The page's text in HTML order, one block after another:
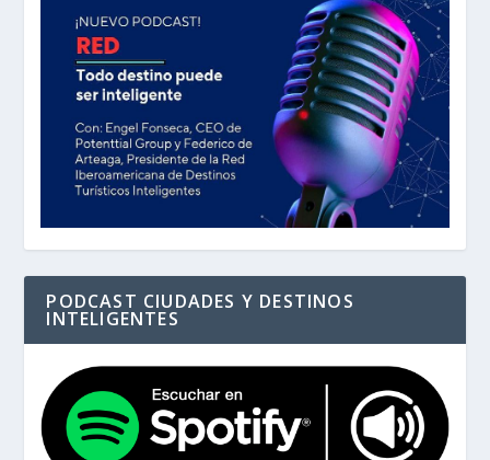
PODCAST CIUDADES Y DESTINOS
INTELIGENTES